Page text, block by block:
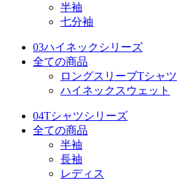
半袖
七分袖
03ハイネックシリーズ
全ての商品
ロングスリーブTシャツ
ハイネックスウェット
04Tシャツシリーズ
全ての商品
半袖
長袖
レディス